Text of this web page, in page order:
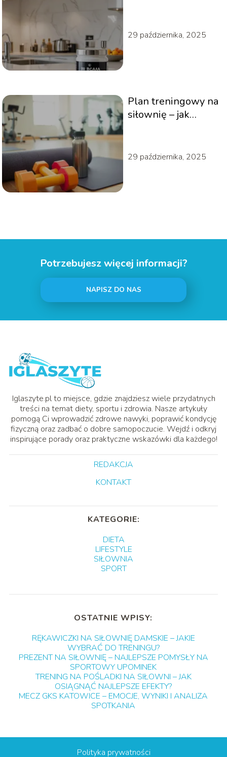
29 października, 2025
Plan treningowy na
siłownię – jak
29 października, 2025
Potrzebujesz więcej informacji?
NAPISZ DO NAS
Iglaszyte.pl to miejsce, gdzie znajdziesz wiele przydatnych
treści na temat diety, sportu i zdrowia. Nasze artykuły
pomogą Ci wprowadzić zdrowe nawyki, poprawić kondycję
fizyczną oraz zadbać o dobre samopoczucie. Wejdź i odkryj
inspirujące porady oraz praktyczne wskazówki dla każdego!
REDAKCJA
KONTAKT
KATEGORIE:
DIETA
LIFESTYLE
SIŁOWNIA
SPORT
OSTATNIE WPISY:
RĘKAWICZKI NA SIŁOWNIĘ DAMSKIE – JAKIE
WYBRAĆ DO TRENINGU?
PREZENT NA SIŁOWNIĘ – NAJLEPSZE POMYSŁY NA
SPORTOWY UPOMINEK
TRENING NA POŚLADKI NA SIŁOWNI – JAK
OSIĄGNĄĆ NAJLEPSZE EFEKTY?
MECZ GKS KATOWICE – EMOCJE, WYNIKI I ANALIZA
SPOTKANIA
Polityka prywatności